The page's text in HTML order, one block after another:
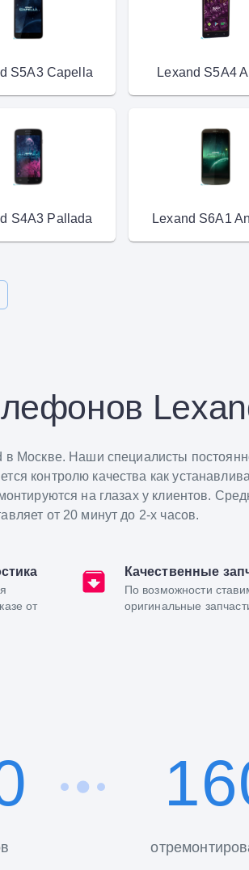
S5A3 Capella Lexand S5A4
S4A3 Pallada Lexand S6A1
Москве. Наши специалисты
контролю качества как
на глазах у клиентов.
от 20 минут до 2-х часов.
от
Качественные
По возможности
оригинальные